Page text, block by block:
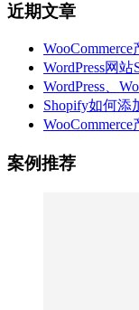
近期文章
WordPress网
WordPress、
Shopify如何添
案例推荐